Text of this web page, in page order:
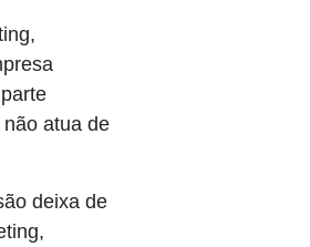
atua de
deixa de